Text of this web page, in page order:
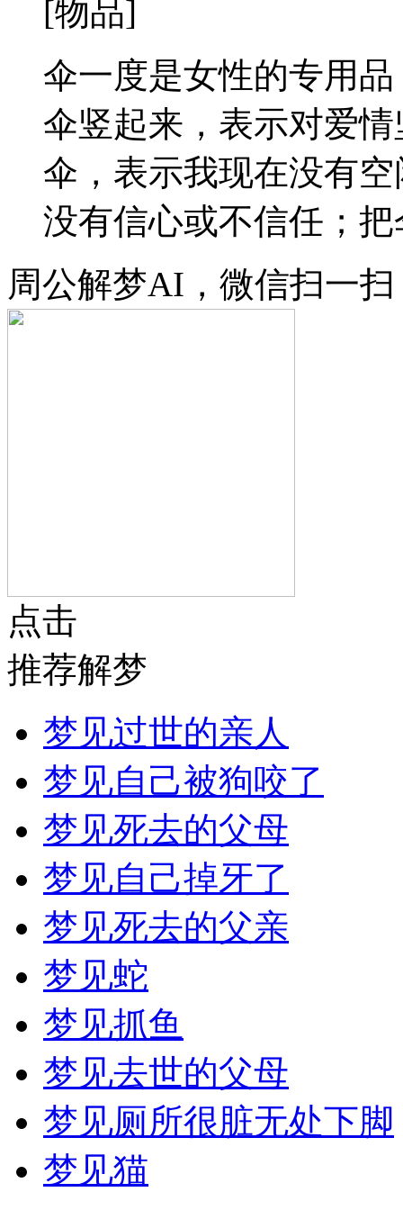
[物品]
伞一度是女性的专用
伞竖起来，表示对爱
伞，表示我现在没有
没有信心或不信任；
周公解梦AI，微信扫一扫
点击
推荐解梦
梦见过世的亲人
梦见自己被狗咬了
梦见死去的父母
梦见自己掉牙了
梦见死去的父亲
梦见蛇
梦见抓鱼
梦见去世的父母
梦见厕所很脏无处下脚
梦见猫